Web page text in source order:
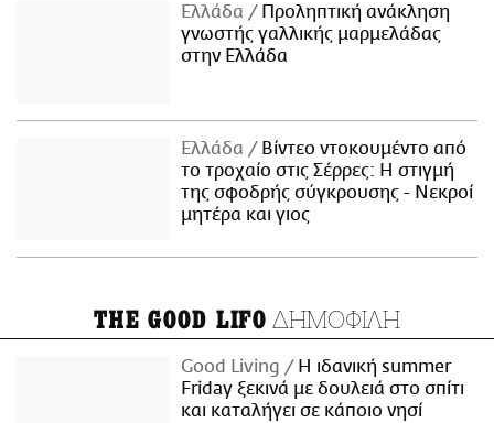
Ελλάδα
Προληπτική ανάκληση
γνωστής γαλλικής μαρμελάδας
στην Ελλάδα
Ελλάδα
Βίντεο ντοκουμέντο από
το τροχαίο στις Σέρρες: Η στιγμή
της σφοδρής σύγκρουσης - Νεκροί
μητέρα και γιος
THE GOOD LIFO ΔΗΜΟΦΙΛΗ
Good Living
Η ιδανική summer
Friday ξεκινά με δουλειά στο σπίτι
και καταλήγει σε κάποιο νησί